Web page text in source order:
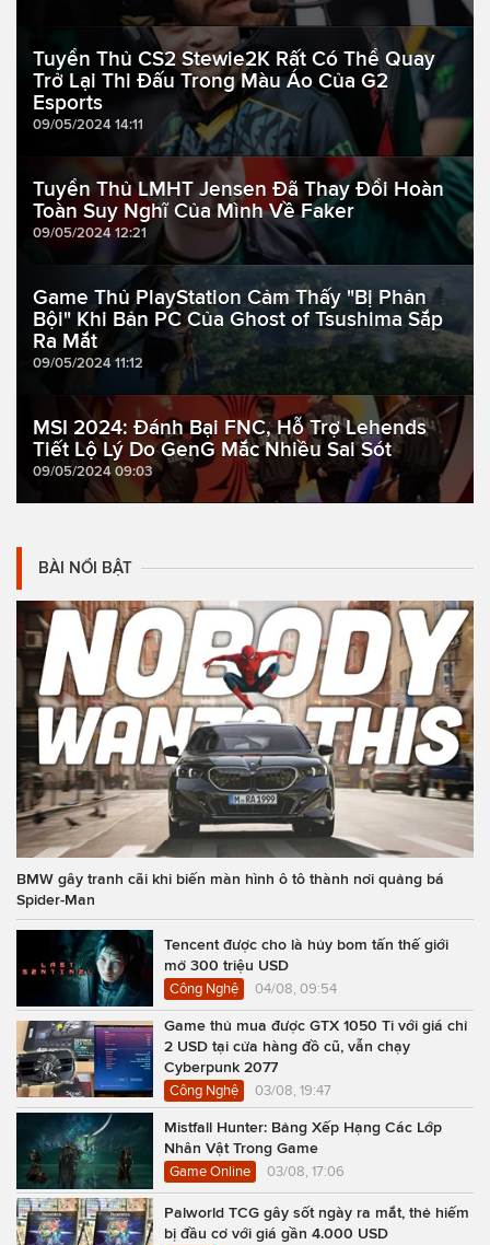
Tuyển Thủ CS2 Stewie2K Rất Có Thể Quay
Trở Lại Thi Đấu Trong Màu Áo Của G2
Esports
09/05/2024 14:11
Tuyển Thủ LMHT Jensen Đã Thay Đổi Hoàn
Toàn Suy Nghĩ Của Mình Về Faker
09/05/2024 12:21
Game Thủ PlayStation Cảm Thấy "Bị Phản
Bội" Khi Bản PC Của Ghost of Tsushima Sắp
Ra Mắt
09/05/2024 11:12
MSI 2024: Đánh Bại FNC, Hỗ Trợ Lehends
Tiết Lộ Lý Do GenG Mắc Nhiều Sai Sót
09/05/2024 09:03
BÀI NỔI BẬT
BMW gây tranh cãi khi biến màn hình ô tô thành nơi quảng bá
Spider-Man
Tencent được cho là hủy bom tấn thế giới
mở 300 triệu USD
Công Nghệ 04/08, 09:54
Game thủ mua được GTX 1050 Ti với giá chỉ
2 USD tại cửa hàng đồ cũ, vẫn chạy
Cyberpunk 2077
Công Nghệ 03/08, 19:47
Mistfall Hunter: Bảng Xếp Hạng Các Lớp
Nhân Vật Trong Game
Game Online 03/08, 17:06
Palworld TCG gây sốt ngày ra mắt, thẻ hiếm
bị đầu cơ với giá gần 4.000 USD